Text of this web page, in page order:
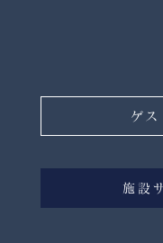
施設
ゲス